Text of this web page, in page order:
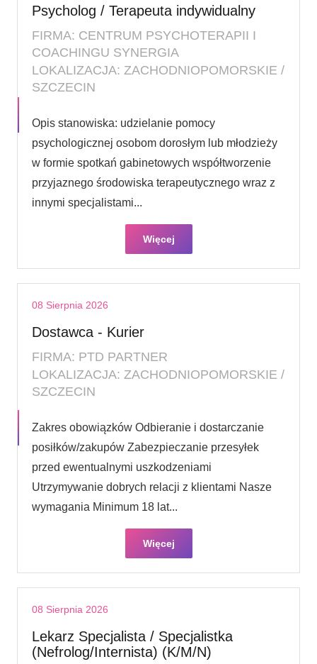
Psycholog / Terapeuta indywidualny
FIRMA: CENTRUM PSYCHOTERAPII I
COACHINGU SYNERGIA
LOKALIZACJA: ZACHODNIOPOMORSKIE /
SZCZECIN
Opis stanowiska: udzielanie pomocy
psychologicznej osobom dorosłym lub młodzieży
w formie spotkań gabinetowych współtworzenie
przyjaznego środowiska terapeutycznego wraz z
innymi specjalistami...
Więcej
08 Sierpnia 2026
Dostawca - Kurier
FIRMA: PTD PARTNER
LOKALIZACJA: ZACHODNIOPOMORSKIE /
SZCZECIN
Zakres obowiązków Odbieranie i dostarczanie
posiłków/zakupów Zabezpieczanie przesyłek
przed ewentualnymi uszkodzeniami
Utrzymywanie dobrych relacji z klientami Nasze
wymagania Minimum 18 lat...
Więcej
08 Sierpnia 2026
Lekarz Specjalista / Specjalistka
(Nefrolog/Internista) (K/M/N)